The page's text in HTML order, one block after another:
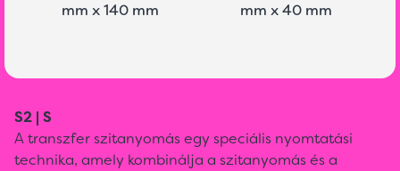
mm x 140 mm
mm x 40 mm
S2 | S
A transzfer szitanyomás egy speciális nyomtatási
technika, amely kombinálja a szitanyomás és a